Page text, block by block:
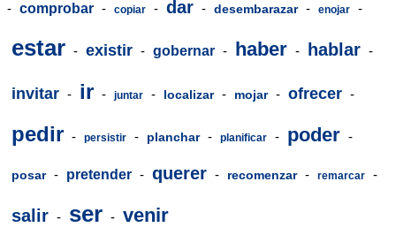
- comprobar - copiar - dar - desembarazar - enojar -
estar - existir - gobernar - haber - hablar -
invitar - ir - juntar - localizar - mojar - ofrecer -
pedir - persistir - planchar - planificar - poder -
posar - pretender - querer - recomenzar - remarcar -
salir - ser - venir